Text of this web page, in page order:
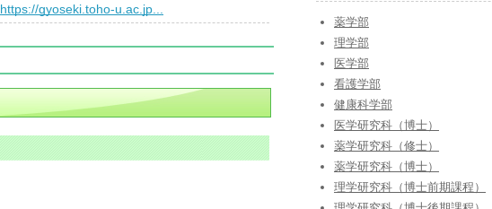
https://gyoseki.toho-u.ac.jp...
薬学部
理学部
医学部
看護学部
健康科学部
医学研究科（博士）
薬学研究科（修士）
薬学研究科（博士）
理学研究科（博士前期課程）